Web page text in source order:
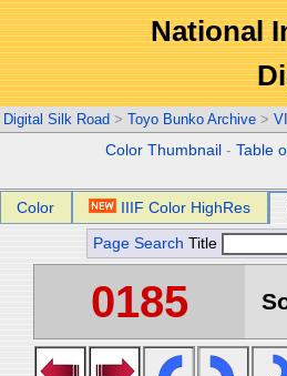
National
Digital Silk Road > Toyo Bunko Archive >
Color Thumbnail -Table
Color IIIF Color HighRes
Page Search Title
0185